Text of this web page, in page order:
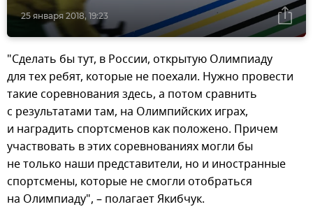
25 января 2018, 19:23
"Сделать бы тут, в России, открытую Олимпиаду
для тех ребят, которые не поехали. Нужно провести
такие соревнования здесь, а потом сравнить
с результатами там, на Олимпийских играх,
и наградить спортсменов как положено. Причем
участвовать в этих соревнованиях могли бы
не только наши представители, но и иностранные
спортсмены, которые не смогли отобраться
на Олимпиаду", – полагает Якибчук.